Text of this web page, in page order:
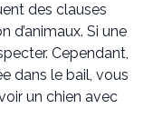
des clauses
d’animaux. Si une
Cependant,
dans le bail, vous
un chien avec